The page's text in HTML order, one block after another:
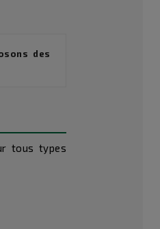
des
tous types